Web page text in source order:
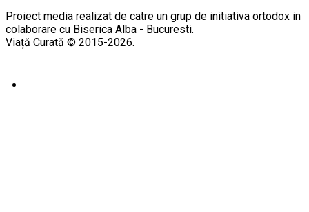
Proiect media realizat de catre un grup de initiativa ortodox in
colaborare cu Biserica Alba - Bucuresti.
Viață Curată © 2015-2026.